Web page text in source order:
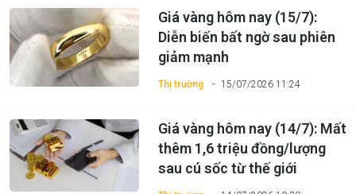
Thị trường 15/07/2026 11:24
Giá vàng hôm nay (15/7):
Diễn biến bất ngờ sau phiên
giảm mạnh
Giá vàng hôm nay (14/7): Mất
thêm 1,6 triệu đồng/lượng
sau cú sốc từ thế giới